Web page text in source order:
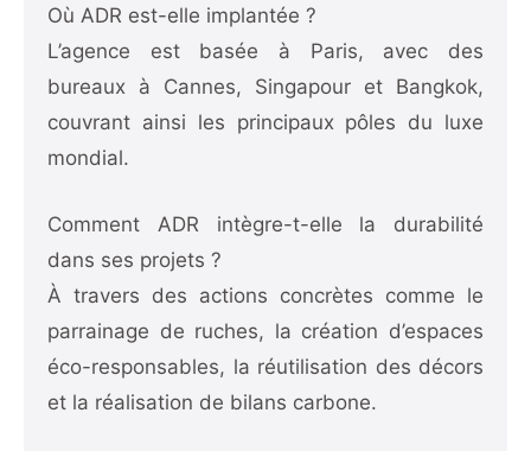
Où ADR est-elle implantée ?
L’agence est basée à Paris, avec des
bureaux à Cannes, Singapour et Bangkok,
couvrant ainsi les principaux pôles du luxe
mondial.
Comment ADR intègre-t-elle la durabilité
dans ses projets ?
À travers des actions concrètes comme le
parrainage de ruches, la création d’espaces
éco-responsables, la réutilisation des décors
et la réalisation de bilans carbone.